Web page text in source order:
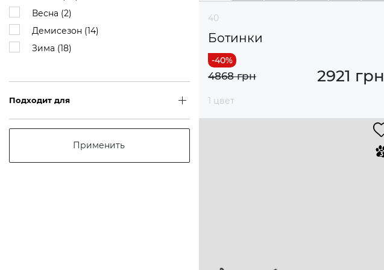
Весна (2)
Демисезон (14)
Зима (18)
Подходит для
Применить
40
Ботинки
2921 грн
4868 грн
1 цвет